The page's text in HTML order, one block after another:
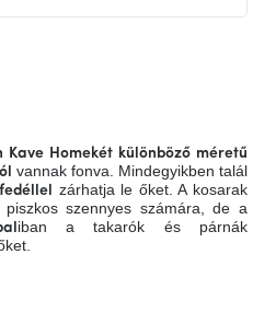
Kave Homekét különböző méretű
vannak fonva. Mindegyikben talál
zárhatja le őket. A kosarak
piszkos szennyes számára, de a
iban a takarók és párnák